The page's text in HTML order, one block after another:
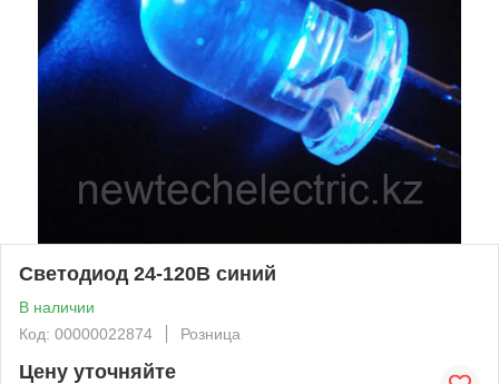
Светодиод 24-120В синий
В наличии
Код: 00000022874
Розница
Цену уточняйте